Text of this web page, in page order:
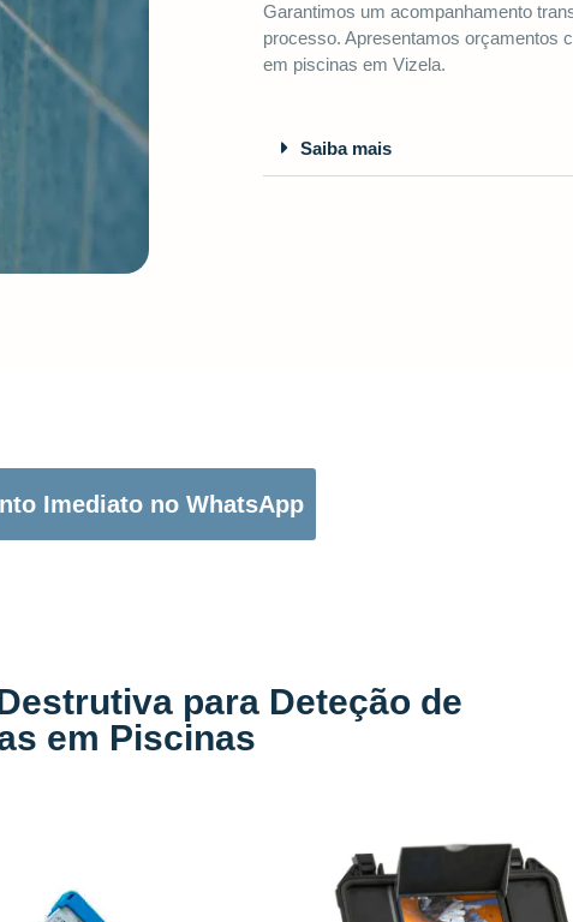
Garantimos um acompanhamento
processo. Apresentamos orçamentos
em piscinas em Vizela.
Saiba mais
Imediato no WhatsApp
para Deteção de
em Piscinas